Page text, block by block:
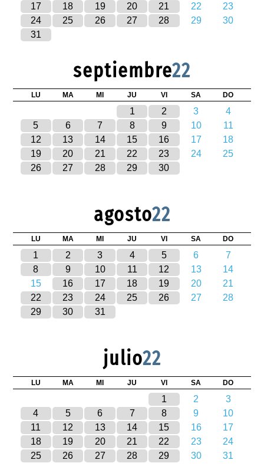
17
18 19 20 21 22
23
24
25 26 27 28 29
30
31
septiembre22
LU MA MI JU VI SA DO
1 2 3
4
5
6 7 8 9 10
11
12
13 14 15 16 17
18
19
20 21 22 23 24
25
26
27 28 29 30
agosto22
LU MA MI JU VI SA DO
1 2 3 4 5 6
7
8
9 10 11 12 13
14
15
16 17 18 19 20
21
22
23 24 25 26 27
28
29
30 31
julio22
LU MA MI JU VI SA DO
1 2
3
4
5 6 7 8 9
10
11
12 13 14 15 16
17
18
19 20 21 22 23
24
25
26 27 28 29 30 31